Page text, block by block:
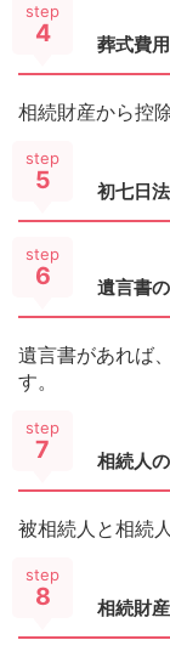
step
4 葬式費
相続財産から控
step
5 初七日
step
6 遺言書
遺言書があれば
す。
step
7 相続人
被相続人と相続
step
8 相続財